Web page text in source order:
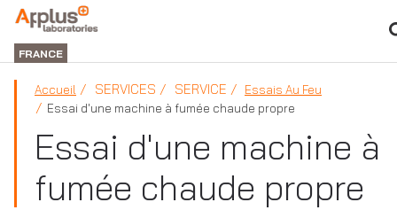
DIVISION
LABORATORIES
FRANCE
Accueil SERVICES SERVICE
Essais Au Feu
Essai d'une machine à fumée chaude propre
Essai d'une machine à
fumée chaude propre